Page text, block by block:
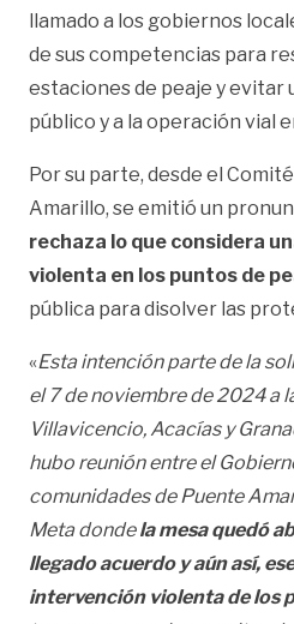
llamado a los gobiernos
de sus competencias para
estaciones de peaje y evitar
público y a la operación vial
Por su parte, desde el
Amarillo, se emitió un
rechaza lo que considera
violenta en los puntos de
pública para disolver las
«Esta intención parte de la
el 7 de noviembre de 2024 a
Villavicencio, Acacías y
hubo reunión entre el
comunidades de Puente
Meta dondela mesa quedó
llegado acuerdo y aún así,
intervención violenta de los